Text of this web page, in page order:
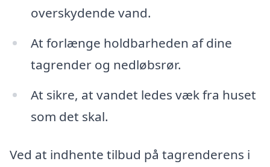
overskydende vand.
At forlænge holdbarheden af dine
tagrender og nedløbsrør.
At sikre, at vandet ledes væk fra huset
som det skal.
Ved at indhente tilbud på tagrenderens i